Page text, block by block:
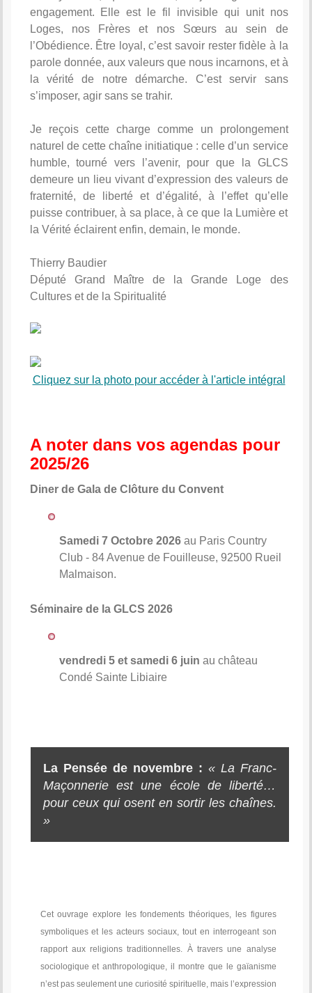
engagement. Elle est le fil invisible qui unit nos
Loges, nos Frères et nos Sœurs au sein de
l’Obédience. Être loyal, c’est savoir rester fidèle à la
parole donnée, aux valeurs que nous incarnons, et à
la vérité de notre démarche. C’est servir sans
s’imposer, agir sans se trahir.
Je reçois cette charge comme un prolongement
naturel de cette chaîne initiatique : celle d’un service
humble, tourné vers l’avenir, pour que la GLCS
demeure un lieu vivant d’expression des valeurs de
fraternité, de liberté et d’égalité, à l’effet qu’elle
puisse contribuer, à sa place, à ce que la Lumière et
la Vérité éclairent enfin, demain, le monde.
Thierry Baudier
Député Grand Maître de la Grande Loge des
Cultures et de la Spiritualité
Cliquez sur la photo pour accéder à l'article intégral
A noter dans vos agendas pour
2025/26
Diner de Gala de Clôture du Convent
Samedi 7 Octobre 2026au Paris Country
Club - 84 Avenue de Fouilleuse, 92500 Rueil
Malmaison.
Séminaire de la GLCS 2026
vendredi 5 et samedi 6 juin au château
Condé Sainte Libiaire
La Pensée de novembre : « La Franc-
Maçonnerie est une école de liberté…
pour ceux qui osent en sortir les chaînes.
»
Cet ouvrage explore les fondements théoriques, les figures
symboliques et les acteurs sociaux, tout en interrogeant son
rapport aux religions traditionnelles. À travers une analyse
sociologique et anthropologique, il montre que le gaïanisme
n’est pas seulement une curiosité spirituelle, mais l’expression